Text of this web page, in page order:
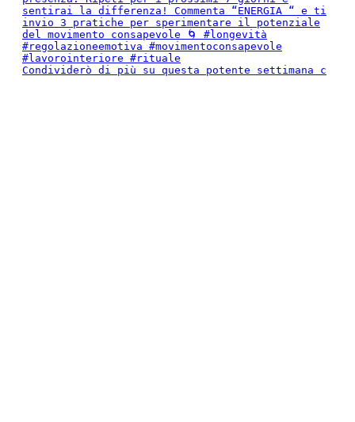
Condividerò di più su questa potente settimana c